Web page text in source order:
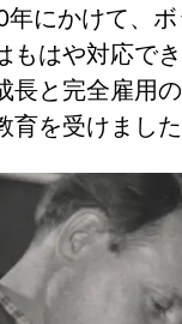
にかけて、
もはや対応で
長と完全雇用
を受けました